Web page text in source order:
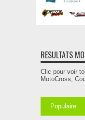
RESULTATS
Clic pour voir
MotoCross,
Populaire